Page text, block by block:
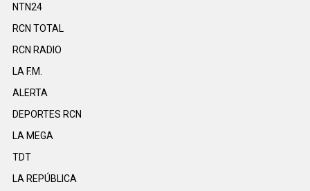
NTN24
RCN TOTAL
RCN RADIO
LA F.M.
ALERTA
DEPORTES RCN
LA MEGA
TDT
LA REPÚBLICA